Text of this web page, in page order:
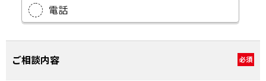
電話
ご相談内容 必須